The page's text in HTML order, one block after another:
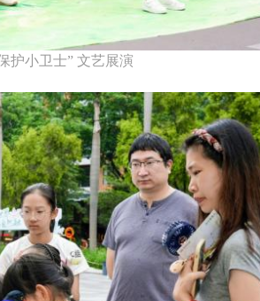
护小卫士” 文艺展演